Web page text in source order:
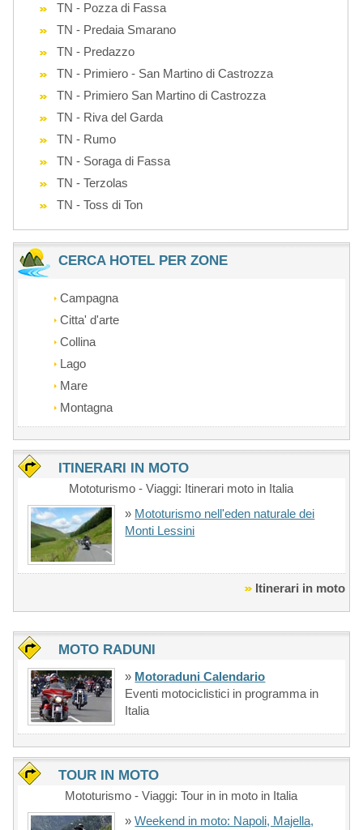
TN - Pozza di Fassa
TN - Predaia Smarano
TN - Predazzo
TN - Primiero - San Martino di Castrozza
TN - Primiero San Martino di Castrozza
TN - Riva del Garda
TN - Rumo
TN - Soraga di Fassa
TN - Terzolas
TN - Toss di Ton
CERCA HOTEL PER ZONE
Campagna
Citta' d'arte
Collina
Lago
Mare
Montagna
ITINERARI IN MOTO
Mototurismo - Viaggi: Itinerari moto in Italia
» Mototurismo nell'eden naturale dei
Monti Lessini
Itinerari in moto
MOTO RADUNI
» Motoraduni Calendario
Eventi motociclistici in programma in
Italia
TOUR IN MOTO
Mototurismo - Viaggi: Tour in in moto in Italia
»Weekend in moto: Napoli, Majella,